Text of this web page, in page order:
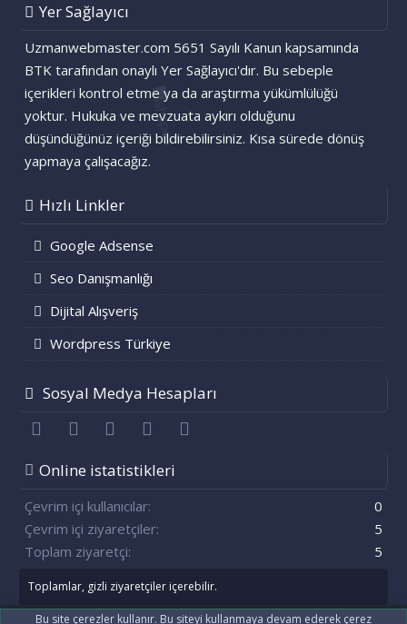
Yer Sağlayıcı
Uzmanwebmaster.com 5651 Sayılı Kanun kapsamında
BTK tarafından onaylı Yer Sağlayıcı'dır. Bu sebeple
içerikleri kontrol etme ya da araştırma yükümlülüğü
yoktur. Hukuka ve mevzuata aykırı olduğunu
düşündüğünüz içeriği bildirebilirsiniz. Kısa sürede dönüş
yapmaya çalışacağız.
Hızlı Linkler
Google Adsense
Seo Danışmanlığı
Dijital Alışveriş
Wordpress Türkiye
Sosyal Medya Hesapları
FacebookTwitter youtubeBize ulaşın
Online istatistikleri
Çevrim içi kullanıcılar
0
Çevrim içi ziyaretçiler
5
Toplam ziyaretçi
5
Toplamlar, gizli ziyaretçiler içerebilir.
Bu site çerezler kullanır. Bu siteyi kullanmaya devam ederek çerez